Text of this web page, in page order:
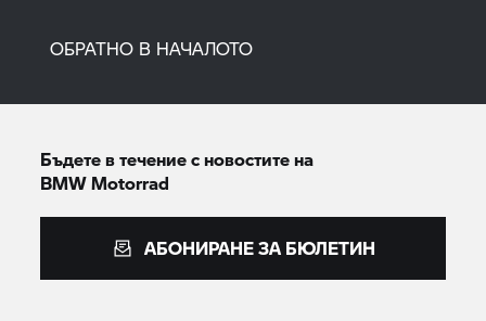
ОБРАТНО В НАЧАЛОТО
Бъдете в течение с новостите на
BMW Motorrad
АБОНИРАНЕ ЗА БЮЛЕТИН